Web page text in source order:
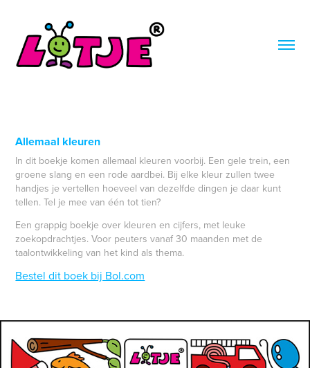
Allemaal kleuren
In dit boekje komen allemaal kleuren voorbij. Een gele trein, een
groene slang en een rode aardbei. Bij elke kleur zullen twee
handjes je vertellen hoeveel van dezelfde dingen je daar kunt
tellen. Tel je mee van één tot tien?
Een grappig boekje over kleuren en cijfers, met leuke
zoekopdrachtjes. Voor peuters vanaf 30 maanden met de
taalontwikkeling van het kind als thema.​
Bestel dit boek bij Bol.com